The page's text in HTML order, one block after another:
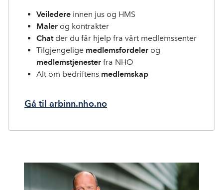
Veiledere innen jus og HMS
Maler og kontrakter
Chat der du får hjelp fra vårt medlemssenter
Tilgjengelige medlemsfordeler og
medlemstjenester fra NHO
Alt om bedriftens medlemskap
Gå til arbinn.nho.no